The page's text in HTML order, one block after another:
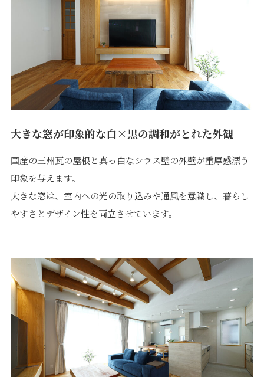
大きな窓が印象的な白×黒の調和がとれた外観
国産の三州瓦の屋根と真っ白なシラス壁の外壁が重厚感漂う
印象を与えます。
大きな窓は、室内への光の取り込みや通風を意識し、暮らし
やすさとデザイン性を両立させています。